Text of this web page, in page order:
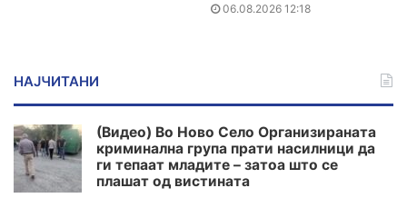
06.08.2026 12:18
НАЈЧИТАНИ
(Видео) Во Ново Село Организираната
криминална група прати насилници да
ги тепаат младите – затоа што се
плашат од вистината